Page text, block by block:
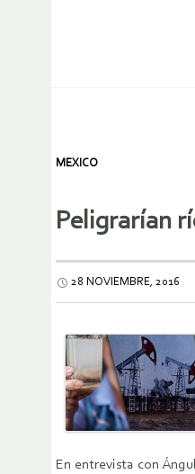
MEXICO
Peligrarían
28 NOVIEMBRE, 2016
En entrevista con